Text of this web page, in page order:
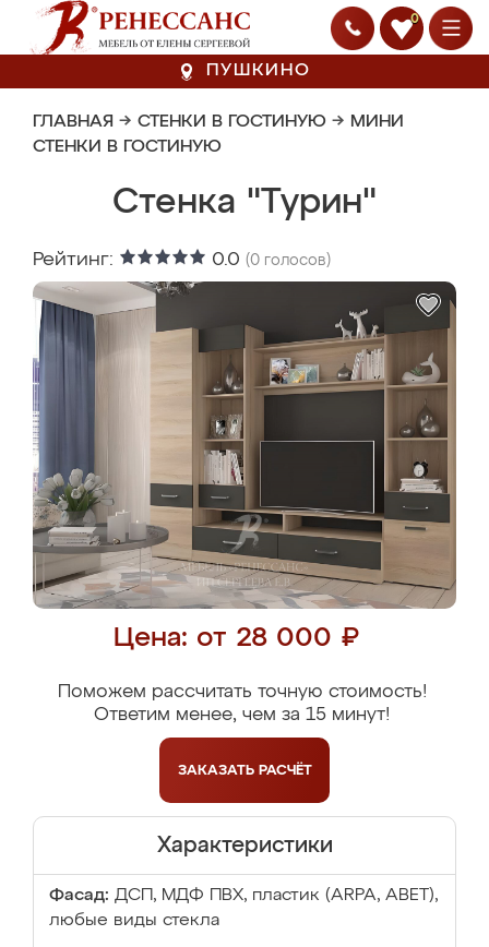
0
ПУШКИНО
ГЛАВНАЯ → СТЕНКИ В ГОСТИНУЮ → МИНИ
СТЕНКИ В ГОСТИНУЮ
Стенка "Турин"
Рейтинг: 0.0 (0 голосов)
Цена: от 28 000 ₽
Поможем рассчитать точную стоимость!
Ответим менее, чем за 15 минут!
ЗАКАЗАТЬ РАСЧЁТ
Характеристики
Фасад: ДСП, МДФ ПВХ, пластик (ARPA, ABET),
любые виды стекла